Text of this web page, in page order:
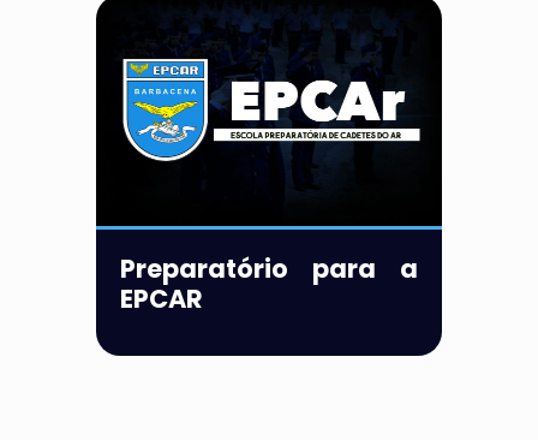
Preparatório para a
EPCAR